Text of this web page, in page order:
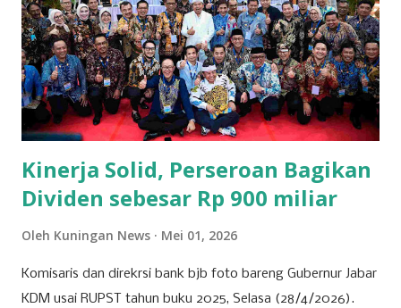
tepat dan kemampuan menyesuaikan diri dengan
kebutuhan pasar yang dinamis. Selain ritel, sektor properti
dan konstruksi juga menjadi pilar penting bagi
perekonomian Kuningan. Beberapa perusahaan besar di
bidang ini terlibat dalam pembangunan infrastruktur yang
tidak hanya bermanfaat bagi daerah, tetapi...
Kinerja Solid, Perseroan Bagikan
Dividen sebesar Rp 900 miliar
Oleh Kuningan News Mei 01, 2026
Komisaris dan direkrsi bank bjb foto bareng Gubernur Jabar
KDM usai RUPST tahun buku 2025, Selasa (28/4/2026).